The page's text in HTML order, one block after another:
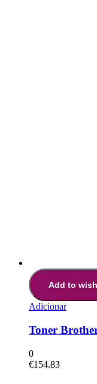
Add to
Adicionar
Toner
0
€154.83